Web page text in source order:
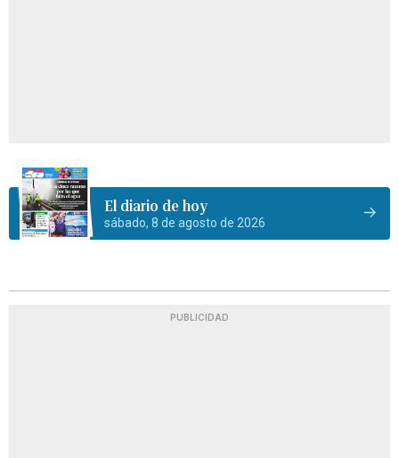
El diario de hoy
sábado, 8 de agosto de 2026
PUBLICIDAD